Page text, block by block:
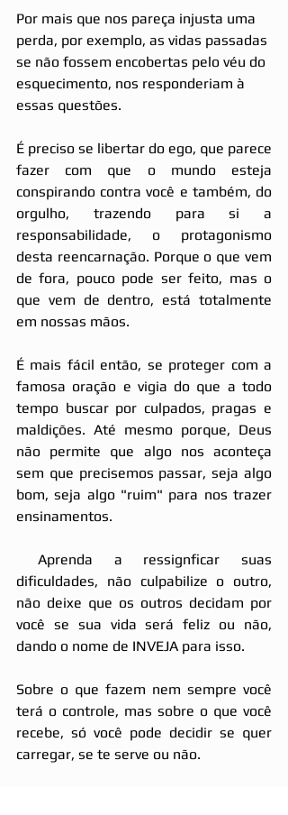
Por mais que nos pareça injusta uma
perda, por exemplo, as vidas passadas
se não fossem encobertas pelo véu do
esquecimento, nos responderiam à
essas questões.
É preciso se libertar do ego, que parece
fazer com que o mundo esteja
conspirando contra você e também, do
orgulho, trazendo para si a
responsabilidade, o protagonismo
desta reencarnação. Porque o que vem
de fora, pouco pode ser feito, mas o
que vem de dentro, está totalmente
em nossas mãos.
É mais fácil então, se proteger com a
famosa oração e vigia do que a todo
tempo buscar por culpados, pragas e
maldições. Até mesmo porque, Deus
não permite que algo nos aconteça
sem que precisemos passar, seja algo
bom, seja algo "ruim" para nos trazer
ensinamentos.
dificuldades, não culpabilize o outro,
não deixe que os outros decidam por
você se sua vida será feliz ou não,
dando o nome de INVEJA para isso.
Sobre o que fazem nem sempre você
terá o controle, mas sobre o que você
recebe, só você pode decidir se quer
carregar, se te serve ou não.